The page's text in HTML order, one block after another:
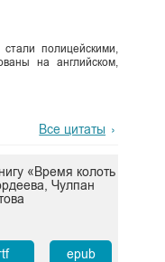
полицейскими,
на английском,
Все цитаты
«Время колоть
Чулпан
epub